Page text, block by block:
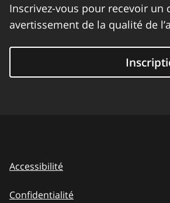
Inscrivez-vous pour recevoir un
avertissement de la qualité de
Accessibilité
Confidentialité